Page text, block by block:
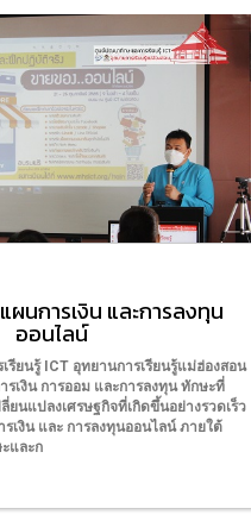
ดิจิทัลคอมเมิร์ซ
ยนรู้ ICT อุทยานการเรียนรู้แม่ฮ่องสอน
อมเมิร์ซ” ในวันที่ 21 - 25 กุมภาพันธ์
น. ณ ศูนย์ ICT อุทยานการเรียนรู้
าจารย์สถาพร สุริยน
ผนการเงิน และการลงทุน
ออนไลน์
ยนรู้ ICT อุทยานการเรียนรู้แม่ฮ่องสอน
รเงิน การออม และการลงทุน ทักษะที่
ยนแปลงเศรษฐกิจที่เกิดขึ้นอย่างรวดเร็ว
เงิน และ การลงทุนออนไลน์ ภายใต้
และก